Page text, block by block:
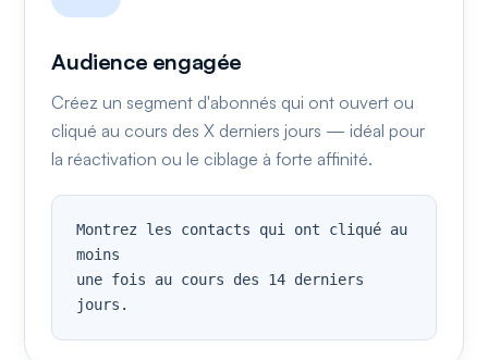
Audience engagée
Créez un segment d'abonnés qui ont ouvert ou
cliqué au cours des X derniers jours — idéal pour
la réactivation ou le ciblage à forte affinité.
Montrez les contacts qui ont cliqué au
moins
une fois au cours des 14 derniers
jours.